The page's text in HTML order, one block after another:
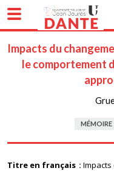
Impacts du
le comportement
MÉMOIRE
Titre en français